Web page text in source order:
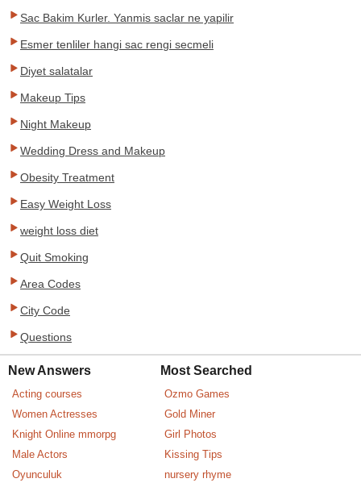
Sac Bakim Kurler. Yanmis saclar ne yapilir
Esmer tenliler hangi sac rengi secmeli
Diyet salatalar
Makeup Tips
Night Makeup
Wedding Dress and Makeup
Obesity Treatment
Easy Weight Loss
weight loss diet
Quit Smoking
Area Codes
City Code
Questions
New Answers
Acting courses
Women Actresses
Knight Online mmorpg
Male Actors
Oyunculuk
Most Searched
Ozmo Games
Gold Miner
Girl Photos
Kissing Tips
nursery rhyme